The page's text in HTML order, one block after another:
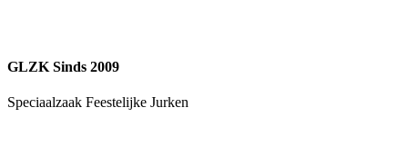
GLZK Sinds 2009
Speciaalzaak Feestelijke Jurken